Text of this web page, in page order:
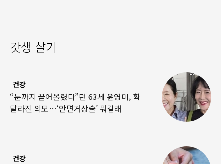
갓생 살기
건강
“눈까지 끌어올렸다”던 63세 윤영미, 확
달라진 외모…‘안면거상술’ 뭐길래
건강